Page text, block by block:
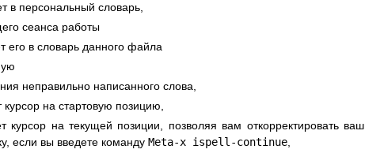
в персональный словарь,
сеанса работы
его в словарь данного файла
неправильно написанного слова,
на стартовую позицию,
курсор на текущей позиции, позволяя вам откорректировать ваш
если вы введете команду Meta-x ispell-continue